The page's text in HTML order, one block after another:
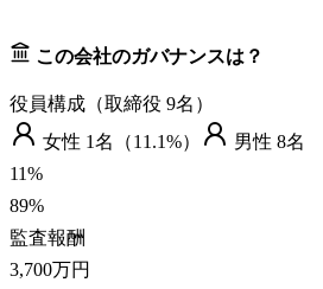
この会社のガバナンスは？
役員構成（取締役 9名）
女性 1名（11.1%） 男性 8名
11%
89%
監査報酬
3,700万円